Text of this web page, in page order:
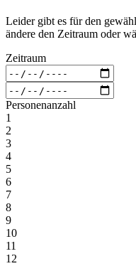
Leider gibt es für den
ändere den Zeitraum oder
Zeitraum
Personenanzahl
1
2
3
4
5
6
7
8
9
10
11
12